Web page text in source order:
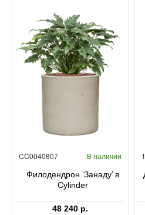
CC0040807 В наличии
Филодендрон ‘Занаду’ в
Cylinder
48 240 р.